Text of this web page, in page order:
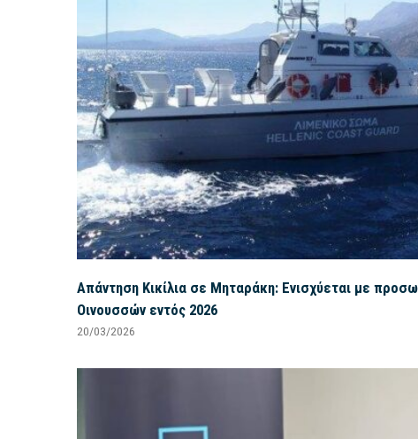
Απάντηση Κικίλια σε Μηταράκη: Ενισχύεται με
Οινουσσών εντός 2026
20/03/2026